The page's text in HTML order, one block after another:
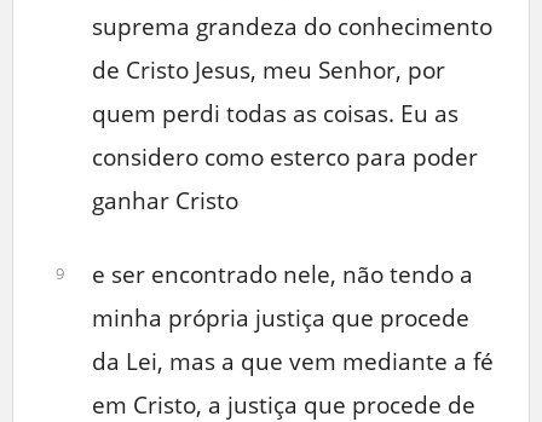
suprema grandeza do conhecimento
de Cristo Jesus, meu Senhor, por
quem perdi todas as coisas. Eu as
considero como esterco para poder
ganhar Cristo
9
e ser encontrado nele, não tendo a
minha própria justiça que procede
da Lei, mas a que vem mediante a fé
em Cristo, a justiça que procede de